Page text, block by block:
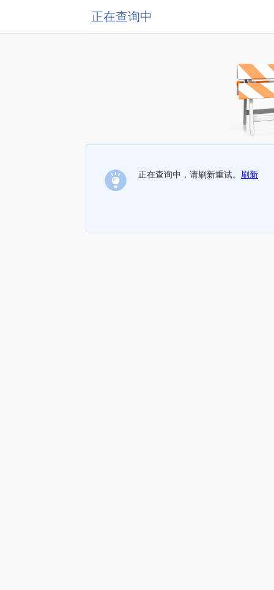
正在查询中
正在查询中，请刷新重试。 刷新